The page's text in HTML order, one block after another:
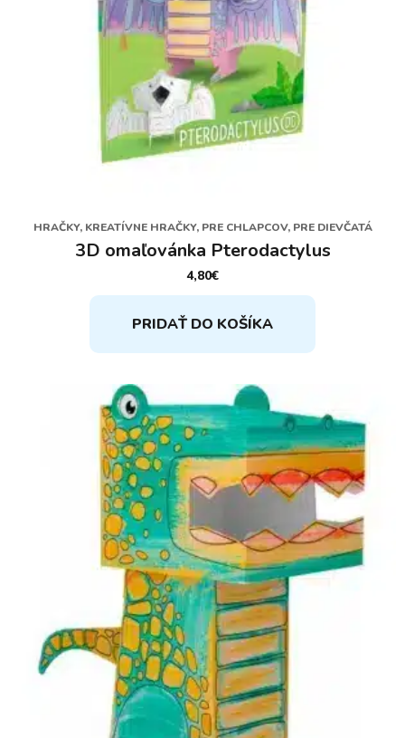
HRAČKY, KREATÍVNE HRAČKY, PRE CHLAPCOV, PRE DIEVČATÁ
3D omaľovánka Pterodactylus
4,80€
PRIDAŤ DO KOŠÍKA